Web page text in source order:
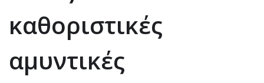
καθοριστικές
αμυντικές